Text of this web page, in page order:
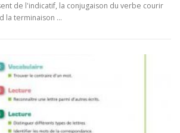
de l'indicatif, la conjugaison du verbe courir
la terminaison …